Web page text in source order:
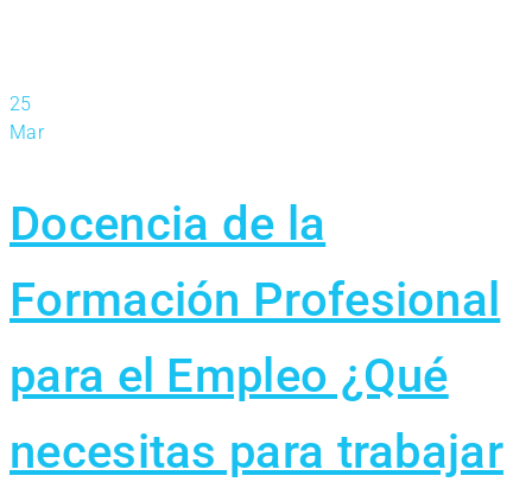
25
Mar
Docencia de la
Formación Profesional
para el Empleo ¿Qué
necesitas para trabajar